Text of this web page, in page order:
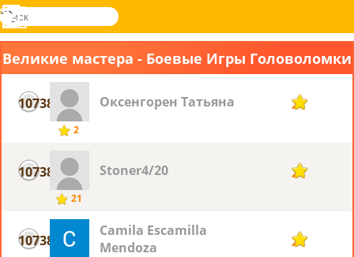
Novel
поиск
Вход
Меню
Великие мастера - Боевые Игры Головоломки
10738
2
Оксенгорен Татьяна 2
10738
21
Stoner4/20 2
10738
Camila Escamilla
Mendoza
2